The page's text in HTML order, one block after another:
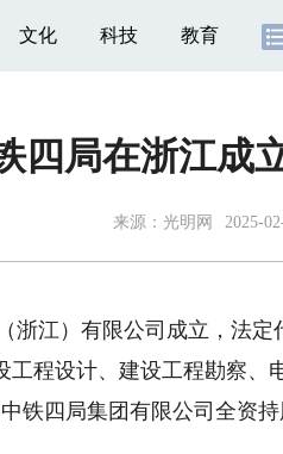
文化 科技 教育
四局在浙江成
来源： 光明网 2025-
江）有限公司成立，法定
程设计、建设工程勘察、
铁四局集团有限公司全资